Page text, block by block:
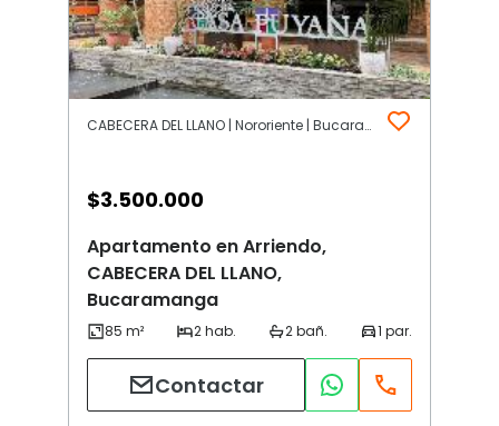
CABECERA DEL LLANO | Nororiente | Bucaramanga
$3.500.000
Apartamento en Arriendo,
CABECERA DEL LLANO,
Bucaramanga
Contactar